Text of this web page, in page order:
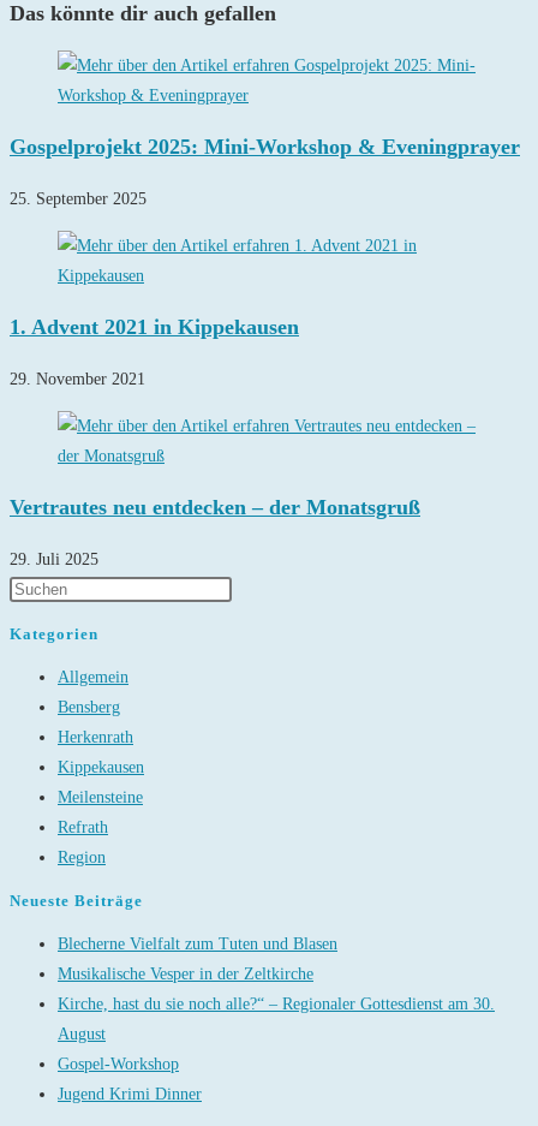
Das könnte dir auch gefallen
Gospelprojekt 2025: Mini-Workshop & Eveningprayer
25. September 2025
1. Advent 2021 in Kippekausen
29. November 2021
Vertrautes neu entdecken – der Monatsgruß
29. Juli 2025
Kategorien
Allgemein
Bensberg
Herkenrath
Kippekausen
Meilensteine
Refrath
Region
Neueste Beiträge
Blecherne Vielfalt zum Tuten und Blasen
Musikalische Vesper in der Zeltkirche
Kirche, hast du sie noch alle?“ – Regionaler Gottesdienst am 30.
August
Gospel-Workshop
Jugend Krimi Dinner